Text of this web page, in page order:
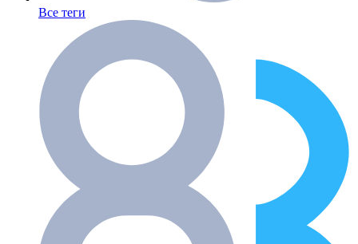
Все теги